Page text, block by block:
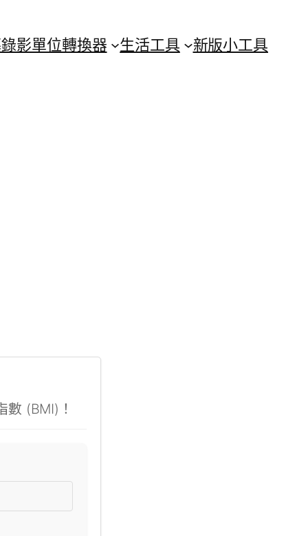
影單位轉換器 生活工具 新版小工具
(BMI)！